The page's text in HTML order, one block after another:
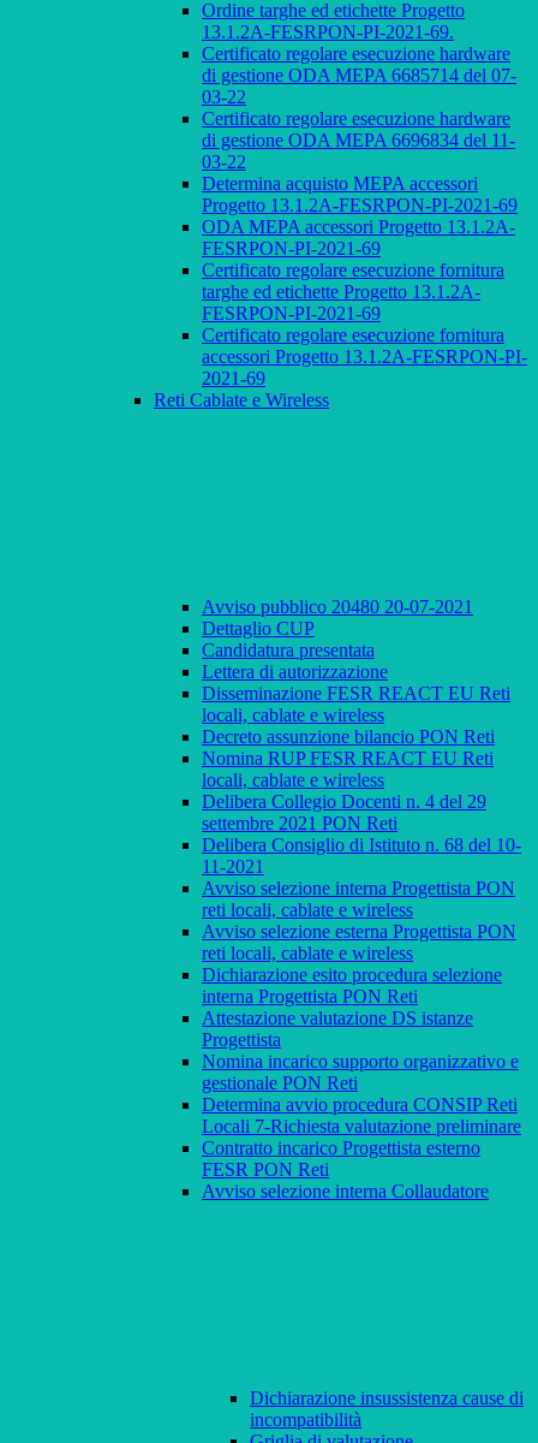
Ordine targhe ed etichette Progetto
13.1.2A-FESRPON-PI-2021-69.
Certificato regolare esecuzione hardware
di gestione ODA MEPA 6685714 del 07-
03-22
Certificato regolare esecuzione hardware
di gestione ODA MEPA 6696834 del 11-
03-22
Determina acquisto MEPA accessori
Progetto 13.1.2A-FESRPON-PI-2021-69
ODA MEPA accessori Progetto 13.1.2A-
FESRPON-PI-2021-69
Certificato regolare esecuzione fornitura
targhe ed etichette Progetto 13.1.2A-
FESRPON-PI-2021-69
Certificato regolare esecuzione fornitura
accessori Progetto 13.1.2A-FESRPON-PI-
2021-69
Reti Cablate e Wireless
Avviso pubblico 20480 20-07-2021
Dettaglio CUP
Candidatura presentata
Lettera di autorizzazione
Disseminazione FESR REACT EU Reti
locali, cablate e wireless
Decreto assunzione bilancio PON Reti
Nomina RUP FESR REACT EU Reti
locali, cablate e wireless
Delibera Collegio Docenti n. 4 del 29
settembre 2021 PON Reti
Delibera Consiglio di Istituto n. 68 del 10-
11-2021
Avviso selezione interna Progettista PON
reti locali, cablate e wireless
Avviso selezione esterna Progettista PON
reti locali, cablate e wireless
Dichiarazione esito procedura selezione
interna Progettista PON Reti
Attestazione valutazione DS istanze
Progettista
Nomina incarico supporto organizzativo e
gestionale PON Reti
Determina avvio procedura CONSIP Reti
Locali 7-Richiesta valutazione preliminare
Contratto incarico Progettista esterno
FESR PON Reti
Avviso selezione interna Collaudatore
Dichiarazione insussistenza cause di
incompatibilità